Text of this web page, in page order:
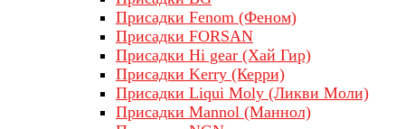
Присадки Fenom (Феном)
Присадки FORSAN
Присадки Hi gear (Хай Гир)
Присадки Kerry (Керри)
Присадки Liqui Moly (Ликви Моли)
Присадки Mannol (Маннол)